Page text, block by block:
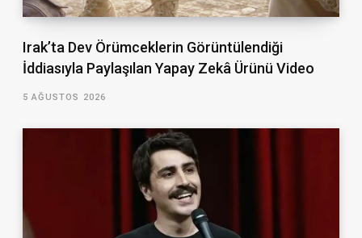
Irak’ta Dev Örümceklerin Görüntülendiği
İddiasıyla Paylaşılan Yapay Zekâ Ürünü Video
5 AĞUSTOS 2026